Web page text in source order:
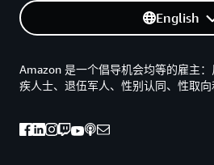
English
Amazon 是一个倡导机会均等的雇主
疾人士、退伍军人、性别认同、性取向